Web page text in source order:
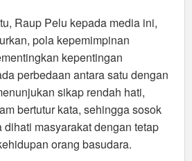
Raup Pelu kepada media ini,
pola kepemimpinan
kepentingan
perbedaan antara satu dengan
sikap rendah hati,
bertutur kata, sehingga sosok
masyarakat dengan tetap
orang basudara.